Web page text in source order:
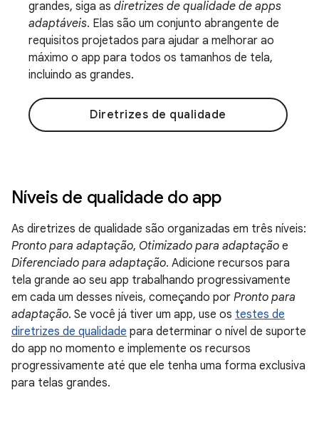
grandes, siga as diretrizes de qualidade de apps
adaptáveis. Elas são um conjunto abrangente de
requisitos projetados para ajudar a melhorar ao
máximo o app para todos os tamanhos de tela,
incluindo as grandes.
Diretrizes de qualidade
Níveis de qualidade do app
As diretrizes de qualidade são organizadas em três níveis:
Pronto para adaptação, Otimizado para adaptação e
Diferenciado para adaptação. Adicione recursos para
tela grande ao seu app trabalhando progressivamente
em cada um desses níveis, começando por Pronto para
adaptação. Se você já tiver um app, use os testes de
diretrizes de qualidade para determinar o nível de suporte
do app no momento e implemente os recursos
progressivamente até que ele tenha uma forma exclusiva
para telas grandes.